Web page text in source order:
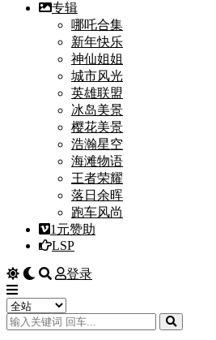
专辑
哪吒合集
新年快乐
神仙姐姐
城市风光
英雄联盟
冰岛美景
樱花美景
浩瀚星空
海滩物语
王者荣耀
落日余晖
跑车风尚
1元赞助
LSP
登录